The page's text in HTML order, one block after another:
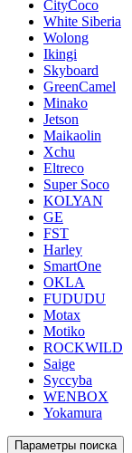
CityCoco
White Siberia
Wolong
Ikingi
Skyboard
GreenCamel
Minako
Jetson
Maikaolin
Xchu
Eltreco
Super Soco
KOLYAN
GE
FST
Harley
SmartOne
OKLA
FUDUDU
Motax
Motiko
ROCKWILD
Saige
Syccyba
WENBOX
Yokamura
Параметры поиска